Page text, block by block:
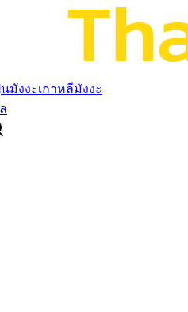
มังงะเกาหลีมังงะ